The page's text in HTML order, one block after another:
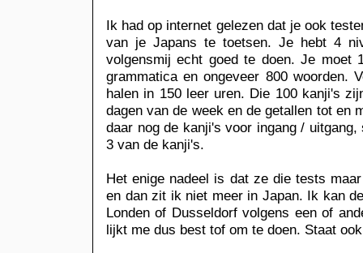
Ik had op internet gelezen dat je ook
van je Japans te toetsen. Je hebt 4
volgensmij echt goed te doen. Je moet
grammatica en ongeveer 800 woorden.
halen in 150 leer uren. Die 100 kanji's
dagen van de week en de getallen tot en
daar nog de kanji's voor ingang /
3 van de kanji's.
Het enige nadeel is dat ze die tests
en dan zit ik niet meer in Japan. Ik kan
Londen of Dusseldorf volgens een of
lijkt me dus best tof om te doen. Staat